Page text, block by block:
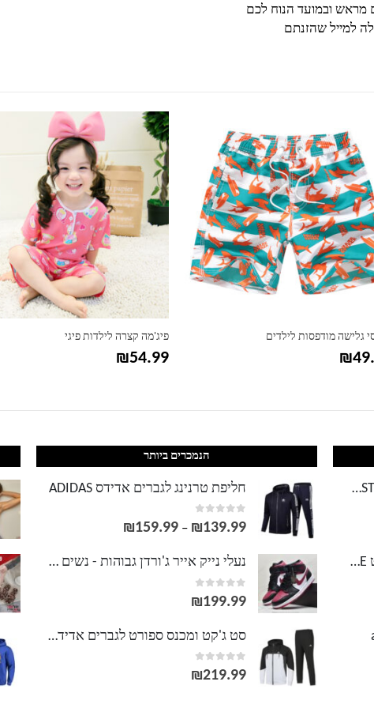
מראש ובמועד הנוח לכם
למייל שהזנתם
גלישה מודפסות לילדים
₪
פיג'מה קצרה לילדות פיגי
₪54.99
למוצר זה יש מספר סוגים. ניתן לבחור את האפשרויות בעמוד המוצר
משקפי שמש מרובעות לקוסט LACOSTE
משקפי שמש נשים גברים לקוסט LACOSTE
הנמכרים ביותר
חליפת טרנינג לגברים אדידס ADIDAS
0
out of 5
₪139.99
–
₪159.99
טווח
נעלי נייק אייר ג'ורדן גבוהות - נשים גברים NIKE AIR JORDAN
0
out of 5
₪199.99
סט ג'קט ומכנס ספורט לגברים אדידס ADIDAS
0
out of 5
₪219.99